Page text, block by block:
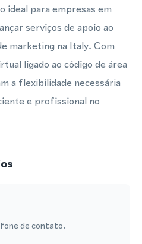
ideal para empresas em
serviços de apoio ao
marketing na Italy. Com
ligado ao código de área
a flexibilidade necessária
e profissional no
de contato.